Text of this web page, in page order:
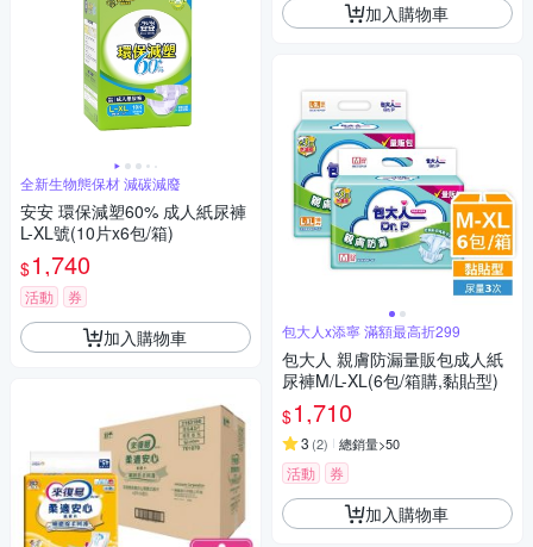
全新生物態保材 減碳減廢
安安 環保減塑60% 成人紙尿褲
L-XL號(10片x6包/箱)
$1,740
活動 券
加入購物車
加入購物車
包大人x添寧 滿額最高折299
包大人 親膚防漏量販包成人紙
尿褲M/L-XL(6包/箱購,黏貼型)
$1,710
3 (2) 總銷量>50
活動 券
加入購物車